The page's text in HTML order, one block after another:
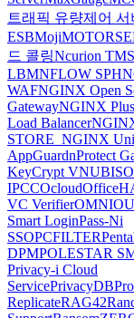
트래픽 유량제어 서
ESBMoji
드 콜링Ncurion TMS
LBMNFLOW SPH
WAFNGINX Open
GatewayNGINX
Load Balancer
STORE_NGINX
AppGuardnProtect
KeyCrypt V
IPCCOcloud
VC Verifier
Smart LoginPass-Ni
SSOPCFILTER
DPMPOLESTAR
Privacy-i Cloud
ServicePrivacyDB
ReplicateRAG42